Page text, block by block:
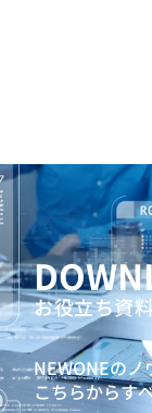
お役立ち資
NEWONEの
こちらからす